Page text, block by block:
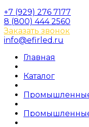
+7 (929) 276 7177
8 (800) 444 2560
Заказать звонок
info@efirled.ru
Главная
Каталог